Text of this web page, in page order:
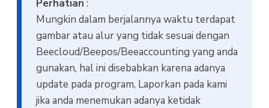
Perhatian :
Mungkin dalam berjalannya waktu terdapat
gambar atau alur yang tidak sesuai dengan
Beecloud/Beepos/Beeaccounting yang anda
gunakan, hal ini disebabkan karena adanya
update pada program, Laporkan pada kami
jika anda menemukan adanya ketidak